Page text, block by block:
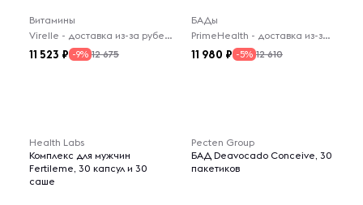
Витамины
Virelle - доставка из-за рубежа
11 523 -9% 12 675
БАДы
PrimeHealth - доставка из-за рубежа
11 980 -5% 12 610
Health Labs
Комплекс для мужчин
Fertileme, 30 капсул и 30
саше
Pecten Group
БАД Deavocado Conceive, 30
пакетиков